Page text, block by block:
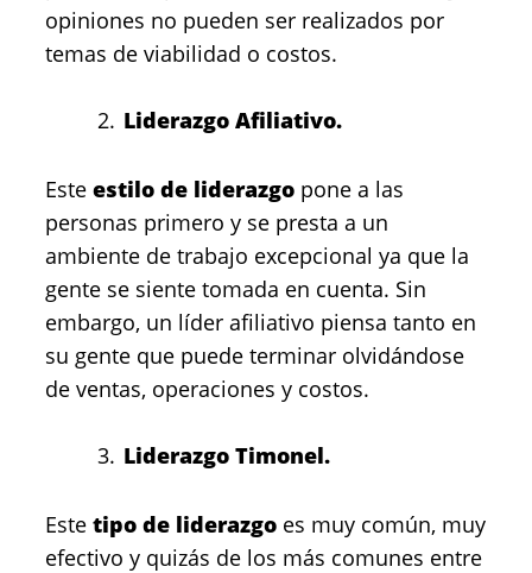
opiniones no pueden ser realizados por
temas de viabilidad o costos.
Liderazgo Afiliativo.
Este estilo de liderazgo pone a las
personas primero y se presta a un
ambiente de trabajo excepcional ya que la
gente se siente tomada en cuenta. Sin
embargo, un líder afiliativo piensa tanto en
su gente que puede terminar olvidándose
de ventas, operaciones y costos.
Liderazgo Timonel.
Este tipo de liderazgo es muy común, muy
efectivo y quizás de los más comunes entre